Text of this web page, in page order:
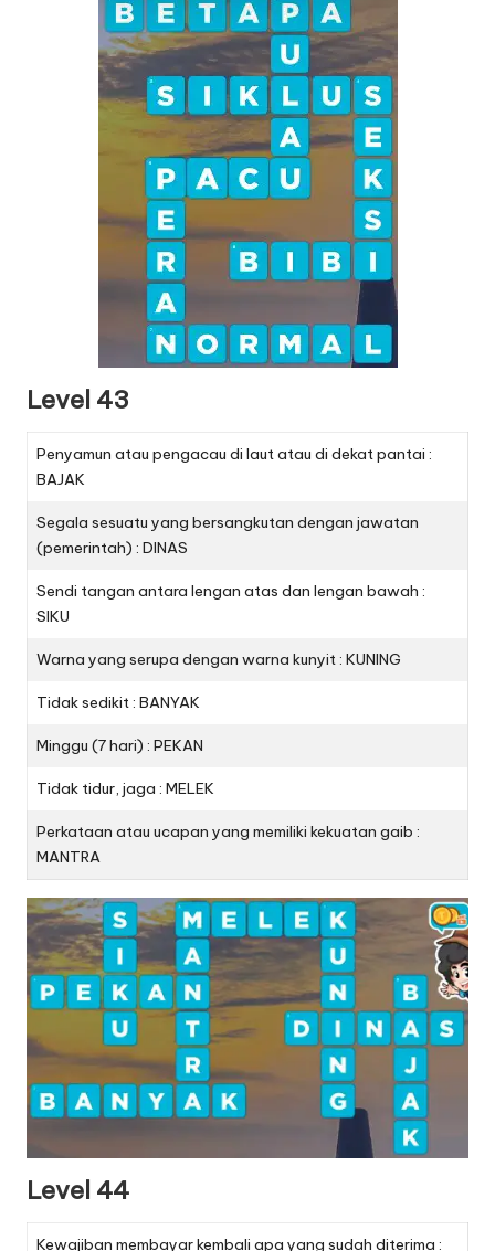
Level 43
Penyamun atau pengacau di laut atau di dekat pantai :
BAJAK
Segala sesuatu yang bersangkutan dengan jawatan
(pemerintah) : DINAS
Sendi tangan antara lengan atas dan lengan bawah :
SIKU
Warna yang serupa dengan warna kunyit : KUNING
Tidak sedikit : BANYAK
Minggu (7 hari) : PEKAN
Tidak tidur, jaga : MELEK
Perkataan atau ucapan yang memiliki kekuatan gaib :
MANTRA
Level 44
Kewajiban membayar kembali apa yang sudah diterima :